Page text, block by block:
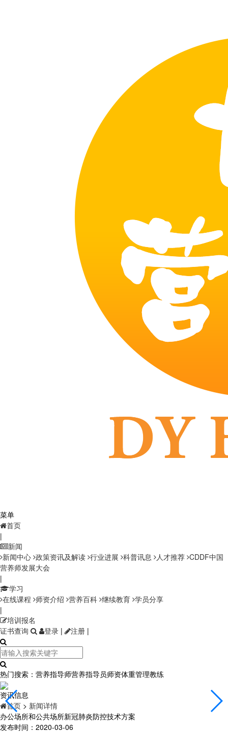
菜单
首页
|
新闻
新闻中心 政策资讯及解读 行业进展 科普讯息 人才推荐 CDDF中国
营养师发展大会
|
学习
在线课程 师资介绍 营养百科 继续教育 学员分享
|
培训报名
证书查询
登录 | 注册 |
热门搜索： 营养指导师营养指导员师资体重管理教练
资讯信息
首页 > 新闻详情
办公场所和公共场所新冠肺炎防控技术方案
发布时间：2020-03-06